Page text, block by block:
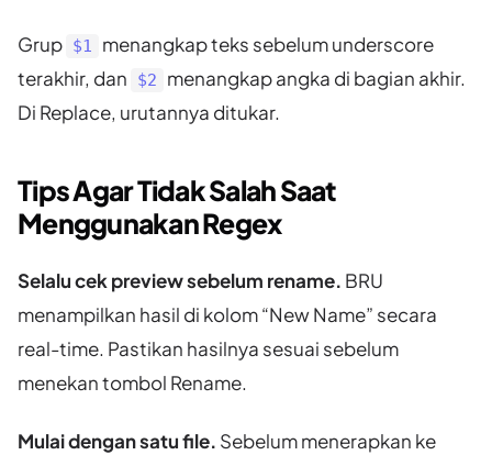
Grup $1
menangkap teks sebelum underscore
terakhir, dan
$2
menangkap angka di bagian akhir.
Di Replace, urutannya ditukar.
Tips Agar Tidak Salah Saat
Menggunakan Regex
Selalu cek preview sebelum rename. BRU
menampilkan hasil di kolom “New Name” secara
real-time. Pastikan hasilnya sesuai sebelum
menekan tombol Rename.
Mulai dengan satu file. Sebelum menerapkan ke